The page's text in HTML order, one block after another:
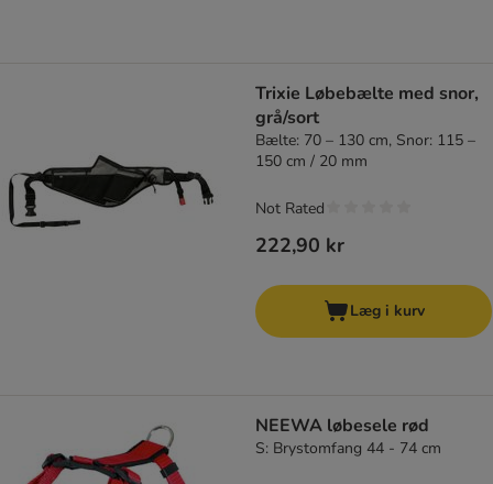
Trixie Løbebælte med snor,
grå/sort
Bælte: 70 – 130 cm, Snor: 115 –
150 cm / 20 mm
222,90 kr
Not Rated
Læg i kurv
NEEWA løbesele rød
S: Brystomfang 44 - 74 cm